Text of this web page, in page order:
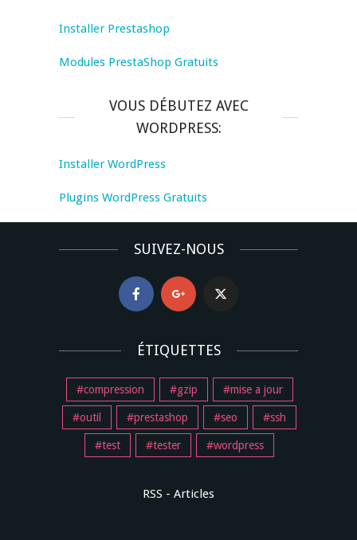
Installer Prestashop
Modules PrestaShop Gratuits
VOUS DÉBUTEZ AVEC
WORDPRESS:
Installer WordPress
Plugins WordPress Gratuits
SUIVEZ-NOUS
ÉTIQUETTES
compression gzip mise a jour
outil prestashop seo ssh
test tester wordpress
RSS - Articles